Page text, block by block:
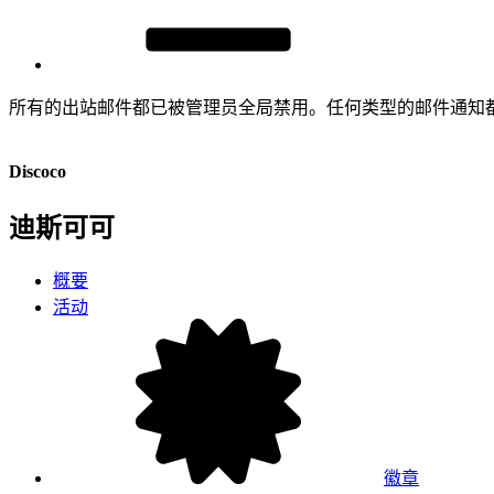
所有的出站邮件都已被管理员全局禁用。任何类型的邮件通知
Discoco
迪斯可可
概要
活动
徽章